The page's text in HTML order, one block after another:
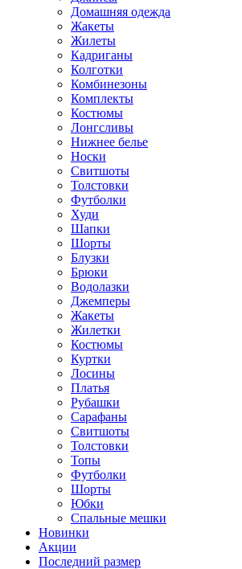
Домашняя одежда
Жакеты
Жилеты
Кадриганы
Колготки
Комбинезоны
Комплекты
Костюмы
Лонгсливы
Нижнее белье
Носки
Свитшоты
Толстовки
Футболки
Худи
Шапки
Шорты
Блузки
Брюки
Водолазки
Джемперы
Жакеты
Жилетки
Костюмы
Куртки
Лосины
Платья
Рубашки
Сарафаны
Свитшоты
Толстовки
Топы
Футболки
Шорты
Юбки
Спальные мешки
Новинки
Акции
Последний размер